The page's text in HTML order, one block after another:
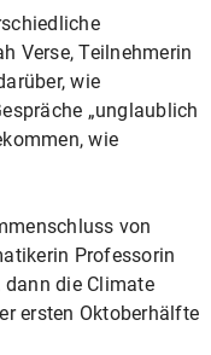
Verse, Teilnehmerin
wie
„unglaublich
wie
von
Professorin
die Climate
ersten Oktoberhälfte